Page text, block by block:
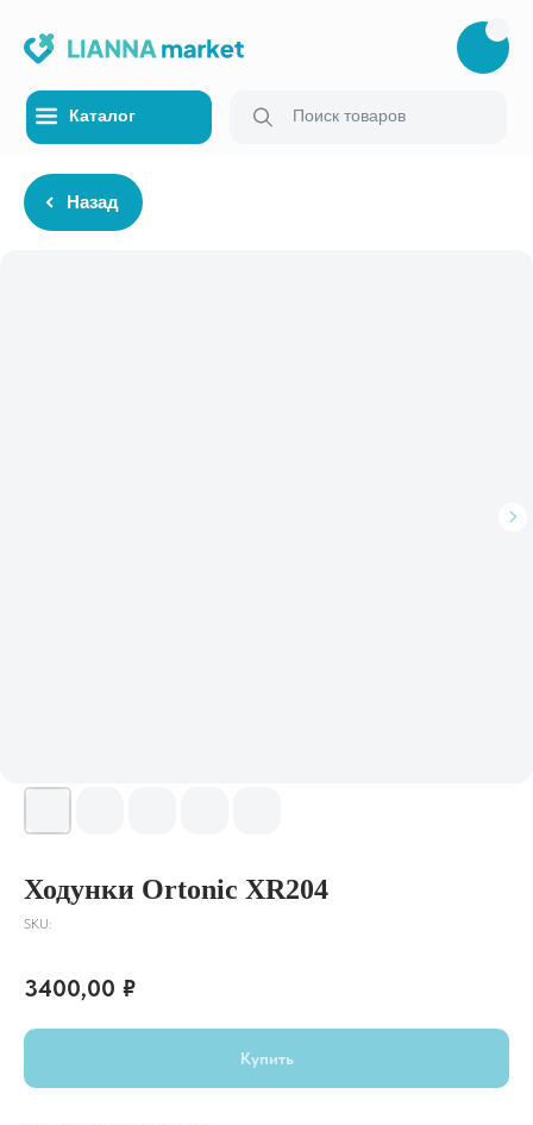
Каталог
Поиск товаров
Каталог
Назад
Ходунки Ortonic XR204
SKU:
3400,00 ₽
Купить